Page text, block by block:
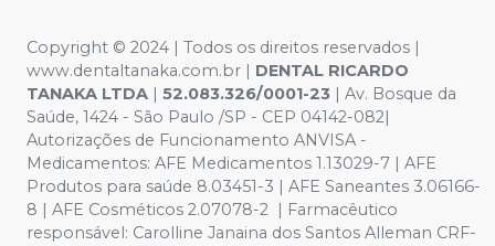
Copyright © 2024 | Todos os direitos reservados |
www.dentaltanaka.com.br | DENTAL RICARDO
TANAKA LTDA | 52.083.326/0001-23 | Av. Bosque da
Saúde, 1424 - São Paulo /SP - CEP 04142-082|
Autorizações de Funcionamento ANVISA -
Medicamentos: AFE Medicamentos 1.13029-7 | AFE
Produtos para saúde 8.03451-3 | AFE Saneantes 3.06166-
8 | AFE Cosméticos 2.07078-2 | Farmacêutico
responsável: Carolline Janaina dos Santos Alleman CRF-